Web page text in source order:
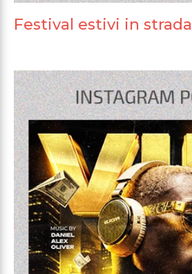
Festival estivi in strada